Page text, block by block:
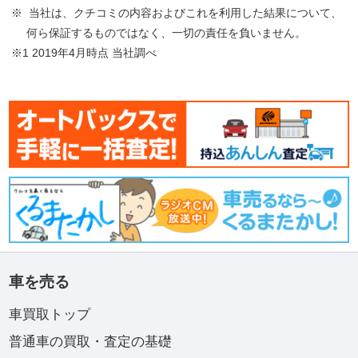
※ 当社は、クチコミの内容およびこれを利用した結果について、
何ら保証するものではなく、一切の責任を負いません。
※1 2019年4月時点 当社調べ
車を売る
車買取トップ
普通車の買取・査定の基礎